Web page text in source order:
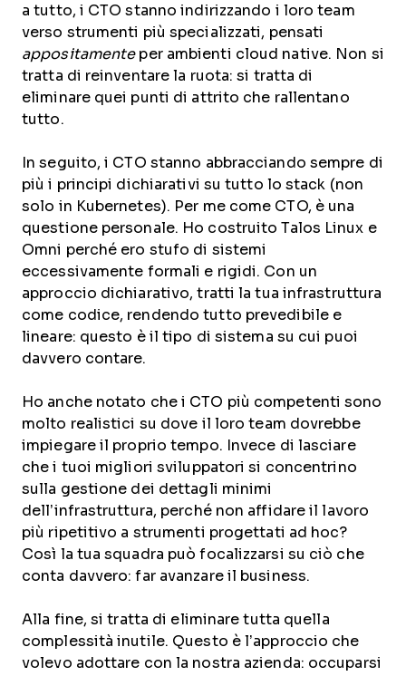
a tutto, i CTO stanno indirizzando i loro team
verso strumenti più specializzati, pensati
appositamenteper ambienti cloud native. Non si
tratta di reinventare la ruota: si tratta di
eliminare quei punti di attrito che rallentano
tutto.
In seguito, i CTO stanno abbracciando sempre di
più i principi dichiarativi su tutto lo stack (non
solo in Kubernetes). Per me come CTO, è una
questione personale. Ho costruito Talos Linux e
Omni perché ero stufo di sistemi
eccessivamente formali e rigidi. Con un
approccio dichiarativo, tratti la tua infrastruttura
come codice, rendendo tutto prevedibile e
lineare: questo è il tipo di sistema su cui puoi
davvero contare.
Ho anche notato che i CTO più competenti sono
molto realistici su dove il loro team dovrebbe
impiegare il proprio tempo. Invece di lasciare
che i tuoi migliori sviluppatori si concentrino
sulla gestione dei dettagli minimi
dell’infrastruttura, perché non affidare il lavoro
più ripetitivo a strumenti progettati ad hoc?
Così la tua squadra può focalizzarsi su ciò che
conta davvero: far avanzare il business.
Alla fine, si tratta di eliminare tutta quella
complessità inutile. Questo è l’approccio che
volevo adottare con la nostra azienda: occuparsi